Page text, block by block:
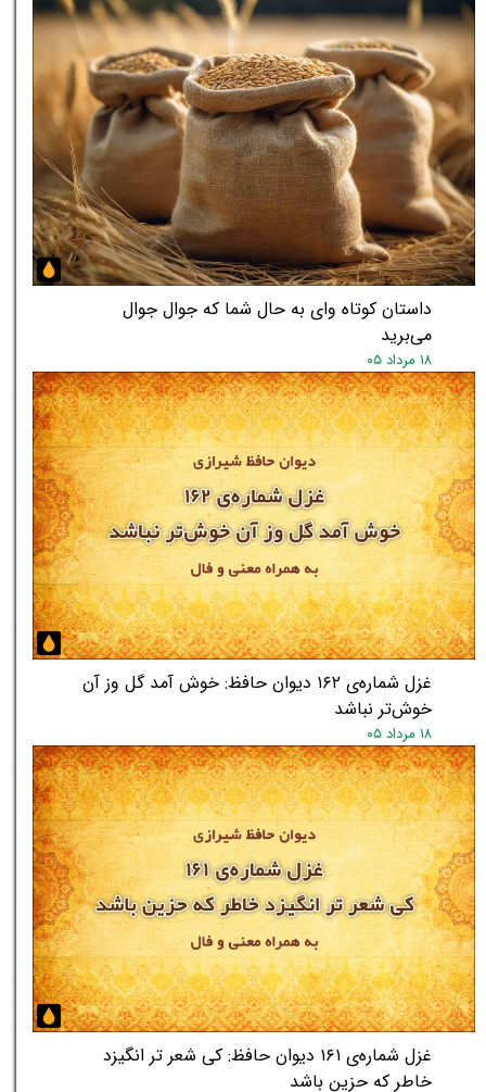
★★
داستان کوتاه وای به حال شما که جوال جوال
می‌برید
۱۸ مرداد ۰۵
غزل شماره‌ی ۱۶۲ دیوان حافظ: خوش آمد گل وز آن
خوش‌تر نباشد
۱۸ مرداد ۰۵
غزل شماره‌ی ۱۶۱ دیوان حافظ: کی شعر تر انگیزد
خاطر که حزین باشد